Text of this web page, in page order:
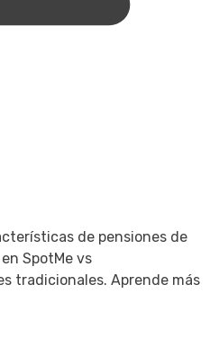
de pensiones de
SpotMe vs
tradicionales. Aprende más